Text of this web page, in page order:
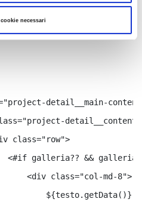
necessari
detail__title
detail__main-
class="row">
<#if galleria?? &&
<div class="col-md-8">
${testo.getData()}